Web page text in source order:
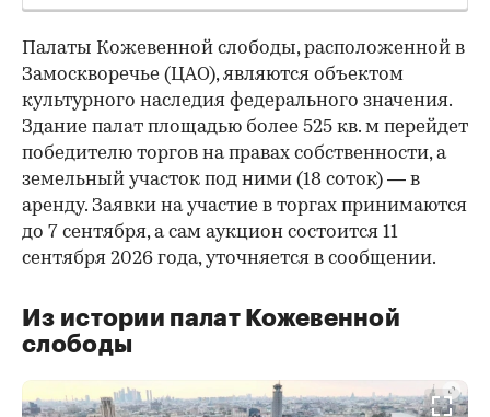
Палаты Кожевенной слободы, расположенной в
Замоскворечье (ЦАО), являются объектом
культурного наследия федерального значения.
Здание палат площадью более 525 кв. м перейдет
победителю торгов на правах собственности, а
земельный участок под ними (18 соток) — в
аренду. Заявки на участие в торгах принимаются
до 7 сентября, а сам аукцион состоится 11
сентября 2026 года, уточняется в сообщении.
Из истории палат Кожевенной
слободы